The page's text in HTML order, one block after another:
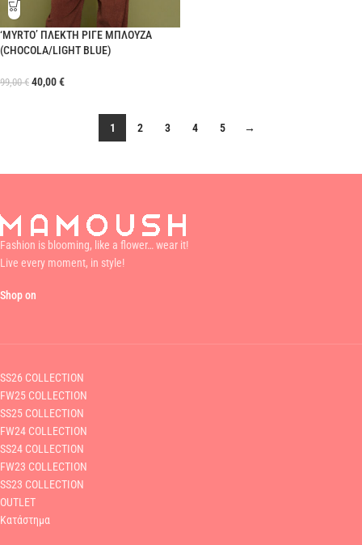
‘MYRTO’ ΠΛΕΚΤΗ ΡΙΓΕ ΜΠΛΟΥΖΑ
(CHOCOLA/LIGHT BLUE)
99,00€ 40,00€
1 2 3 4 5 →
Fashion is blooming, like a flower… wear it!
Live every moment, in style!
Shop on
SS26 COLLECTION
FW25 COLLECTION
SS25 COLLECTION
FW24 COLLECTION
SS24 COLLECTION
FW23 COLLECTION
SS23 COLLECTION
OUTLET
Κατάστημα